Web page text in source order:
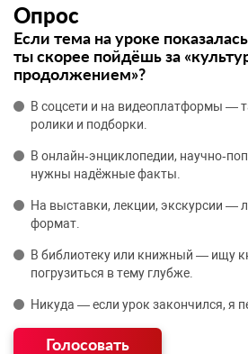
Опрос
Если тема на уроке
ты скорее пойдёшь за
продолжением»?
В соцсети и на видеоплатформы —
ролики и подборки.
В онлайн‑энциклопедии,
нужны надёжные факты.
На выставки, лекции, экскурсии —
формат.
В библиотеку или книжный — ищу
погрузиться в тему глубже.
Никуда — если урок закончился, я